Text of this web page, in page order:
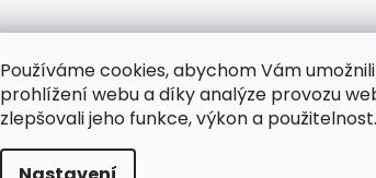
Používáme cookies, abychom Vám
prohlížení webu a díky analýze provozu
zlepšovali jeho funkce, výkon a použitelnost.
. Všechna práva vyhrazena.